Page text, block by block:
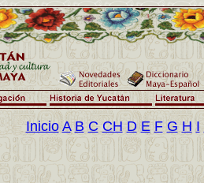
Inicio A B C CH D E F G H I